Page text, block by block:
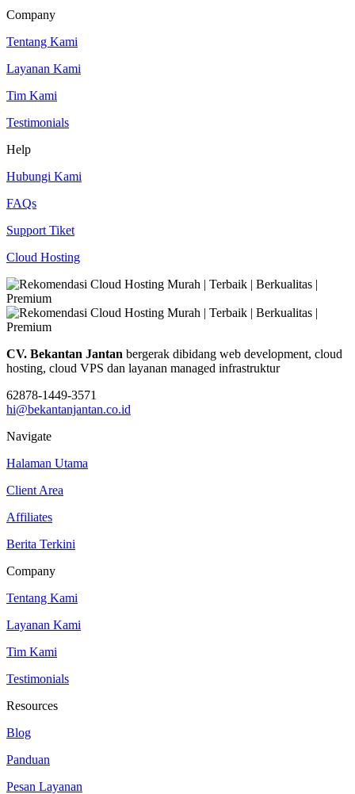
Company
Tentang Kami
Layanan Kami
Tim Kami
Testimonials
Help
Hubungi Kami
FAQs
Support Tiket
Cloud Hosting
CV. Bekantan Jantan bergerak dibidang web development, cloud
hosting, cloud VPS dan layanan managed infrastruktur
62878-1449-3571
hi@bekantanjantan.co.id
Navigate
Halaman Utama
Client Area
Affiliates
Berita Terkini
Company
Tentang Kami
Layanan Kami
Tim Kami
Testimonials
Resources
Blog
Panduan
Pesan Layanan